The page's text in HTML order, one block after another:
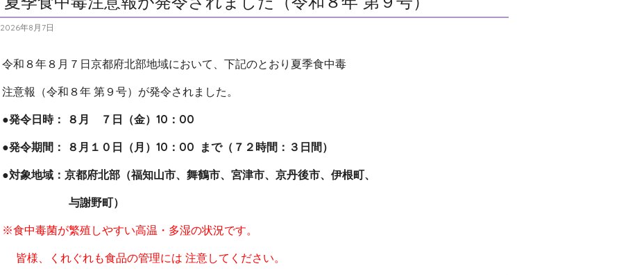
2026年8月7日
令和８年８月７日京都府北部地域において、下記のとおり夏季食中毒
注意報（令和８年 第９号）が発令されました。
●発令日時： ８月 ７日（金）10：00
●発令期間： ８月１０日（月）10：00 まで（７２時間：３日間）
●対象地域：京都府北部（福知山市、舞鶴市、宮津市、京丹後市、伊根町、
与謝野町）
※食中毒菌が繁殖しやすい高温・多湿の状況です。
皆様、くれぐれも食品の管理には 注意してください。